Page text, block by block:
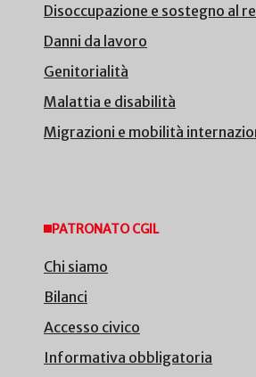
Disoccupazione e sostegno al
Danni da lavoro
Genitorialità
Malattia e disabilità
Migrazioni e mobilità
PATRONATO CGIL
Chi siamo
Bilanci
Accesso civico
Informativa obbligatoria